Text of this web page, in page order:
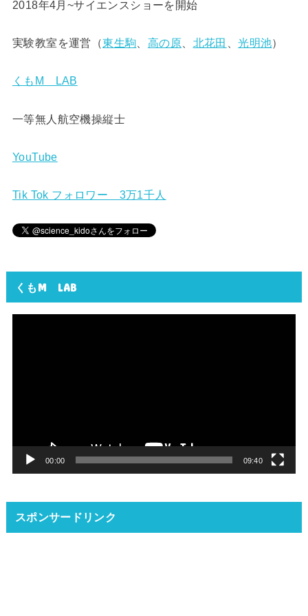
2018年4月~サイエンスショーを開始
実験教室を運営（東生駒 高の原 北花田 、光明池）
くもM LAB
一等無人航空機操縦士
YouTube
Tik Tok フォロワー 3万1千人
くもM LAB
00:00 09:40
スポンサードリンク